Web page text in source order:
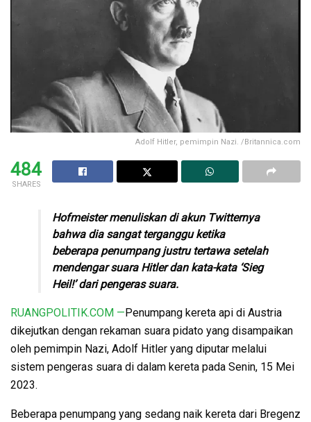
Adolf Hitler, pemimpin Nazi. /Britannica.com
484
SHARES
Hofmeister menuliskan di akun Twitternya
bahwa dia sangat terganggu ketika
beberapa penumpang justru tertawa setelah
mendengar suara Hitler dan kata-kata ‘Sieg
Heil!’ dari pengeras suara.
RUANGPOLITIK.COM — Penumpang kereta api di Austria
dikejutkan dengan rekaman suara pidato yang disampaikan
oleh pemimpin Nazi, Adolf Hitler yang diputar melalui
sistem pengeras suara di dalam kereta pada Senin, 15 Mei
2023.
Beberapa penumpang yang sedang naik kereta dari Bregenz